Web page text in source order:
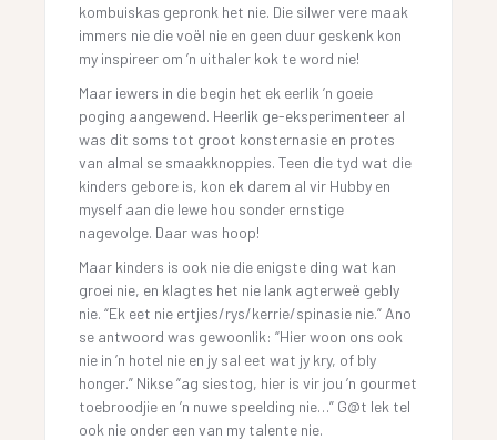
kombuiskas gepronk het nie. Die silwer vere maak
immers nie die voël nie en geen duur geskenk kon
my inspireer om ’n uithaler kok te word nie!
Maar iewers in die begin het ek eerlik ’n goeie
poging aangewend. Heerlik ge-eksperimenteer al
was dit soms tot groot konsternasie en protes
van almal se smaakknoppies. Teen die tyd wat die
kinders gebore is, kon ek darem al vir Hubby en
myself aan die lewe hou sonder ernstige
nagevolge. Daar was hoop!
Maar kinders is ook nie die enigste ding wat kan
groei nie, en klagtes het nie lank agterweë gebly
nie. “Ek eet nie ertjies/rys/kerrie/spinasie nie.” Ano
se antwoord was gewoonlik: “Hier woon ons ook
nie in ’n hotel nie en jy sal eet wat jy kry, of bly
honger.” Nikse “ag siestog, hier is vir jou ’n gourmet
toebroodjie en ’n nuwe speelding nie…” G@t lek tel
ook nie onder een van my talente nie.